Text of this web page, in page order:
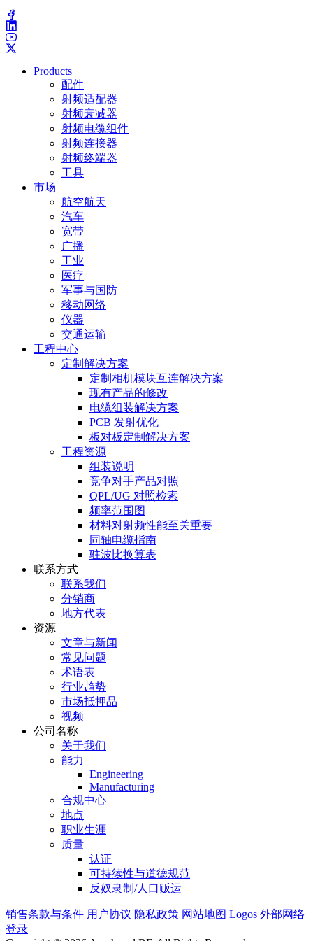
Products
配件
射频适配器
射频衰减器
射频电缆组件
射频连接器
射频终端器
工具
市场
航空航天
汽车
宽带
广播
工业
医疗
军事与国防
移动网络
仪器
交通运输
工程中心
定制解决方案
定制相机模块互连解决方案
现有产品的修改
电缆组装解决方案
PCB 发射优化
板对板定制解决方案
工程资源
组装说明
竞争对手产品对照
QPL/UG 对照检索
频率范围图
材料对射频性能至关重要
同轴电缆指南
驻波比换算表
联系方式
联系我们
分销商
地方代表
资源
文章与新闻
常见问题
术语表
行业趋势
市场抵押品
视频
公司名称
关于我们
能力
Engineering
Manufacturing
合规中心
地点
职业生涯
质量
认证
可持续性与道德规范
反奴隶制/人口贩运
销售条款与条件 用户协议 隐私政策 网站地图 Logos 外部网络
登录